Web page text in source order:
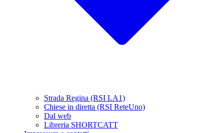
Strada Regina (RSI LA1)
Chiese in diretta (RSI ReteUno)
Dal web
Libreria SHORTCATT